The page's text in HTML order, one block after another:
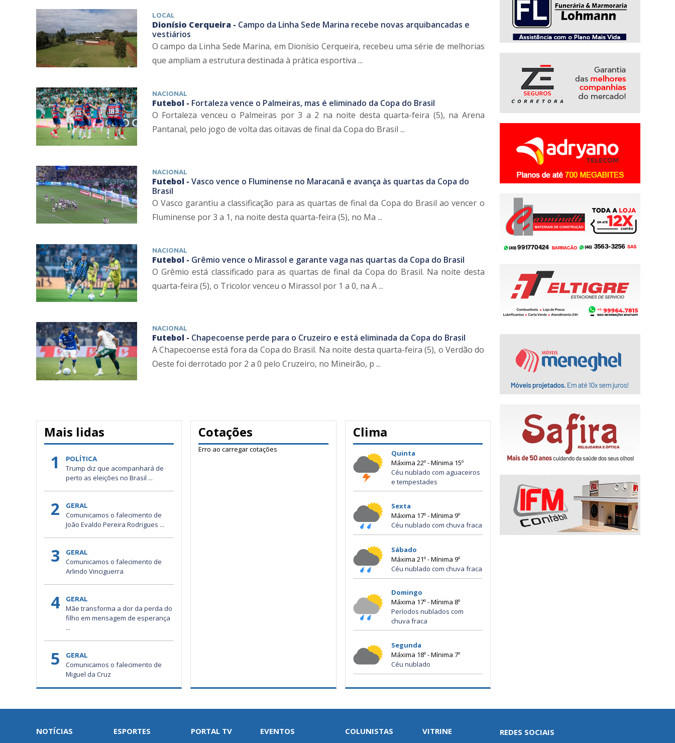
LOCAL
Dionísio Cerqueira - Campo da Linha Sede Marina recebe novas arquibancadas e
vestiários
O campo da Linha Sede Marina, em Dionísio Cerqueira, recebeu uma série de melhorias
que ampliam a estrutura destinada à prática esportiva ...
NACIONAL
Futebol - Fortaleza vence o Palmeiras, mas é eliminado da Copa do Brasil
O Fortaleza venceu o Palmeiras por 3 a 2 na noite desta quarta-feira (5), na Arena
Pantanal, pelo jogo de volta das oitavas de final da Copa do Brasil ...
NACIONAL
Futebol - Vasco vence o Fluminense no Maracanã e avança às quartas da Copa do
Brasil
O Vasco garantiu a classificação para as quartas de final da Copa do Brasil ao vencer o
Fluminense por 3 a 1, na noite desta quarta-feira (5), no Ma ...
NACIONAL
Futebol - Grêmio vence o Mirassol e garante vaga nas quartas da Copa do Brasil
O Grêmio está classificado para as quartas de final da Copa do Brasil. Na noite desta
quarta-feira (5), o Tricolor venceu o Mirassol por 1 a 0, na A ...
NACIONAL
Futebol - Chapecoense perde para o Cruzeiro e está eliminada da Copa do Brasil
A Chapecoense está fora da Copa do Brasil. Na noite desta quarta-feira (5), o Verdão do
Oeste foi derrotado por 2 a 0 pelo Cruzeiro, no Mineirão, p ...
Mais lidas
1 POLÍTICA
Trump diz que acompanhará de
perto as eleições no Brasil ...
2 GERAL
Comunicamos o falecimento de
João Evaldo Pereira Rodrigues ...
3 GERAL
Comunicamos o falecimento de
Arlindo Vinciguerra
4 GERAL
Mãe transforma a dor da perda do
filho em mensagem de esperança
...
5 GERAL
Comunicamos o falecimento de
Miguel da Cruz
Cotações
Erro ao carregar cotações
Clima
Quinta
Máxima 22º - Mínima 15º
Céu nublado com aguaceiros
e tempestades
Sexta
Máxima 17º - Mínima 9º
Céu nublado com chuva fraca
Sábado
Máxima 21º - Mínima 9º
Céu nublado com chuva fraca
Domingo
Máxima 17º - Mínima 8º
Períodos nublados com
chuva fraca
Segunda
Máxima 18º - Mínima 7º
Céu nublado
NOTÍCIAS ESPORTES PORTAL TV EVENTOS COLUNISTAS VITRINE REDES SOCIAIS